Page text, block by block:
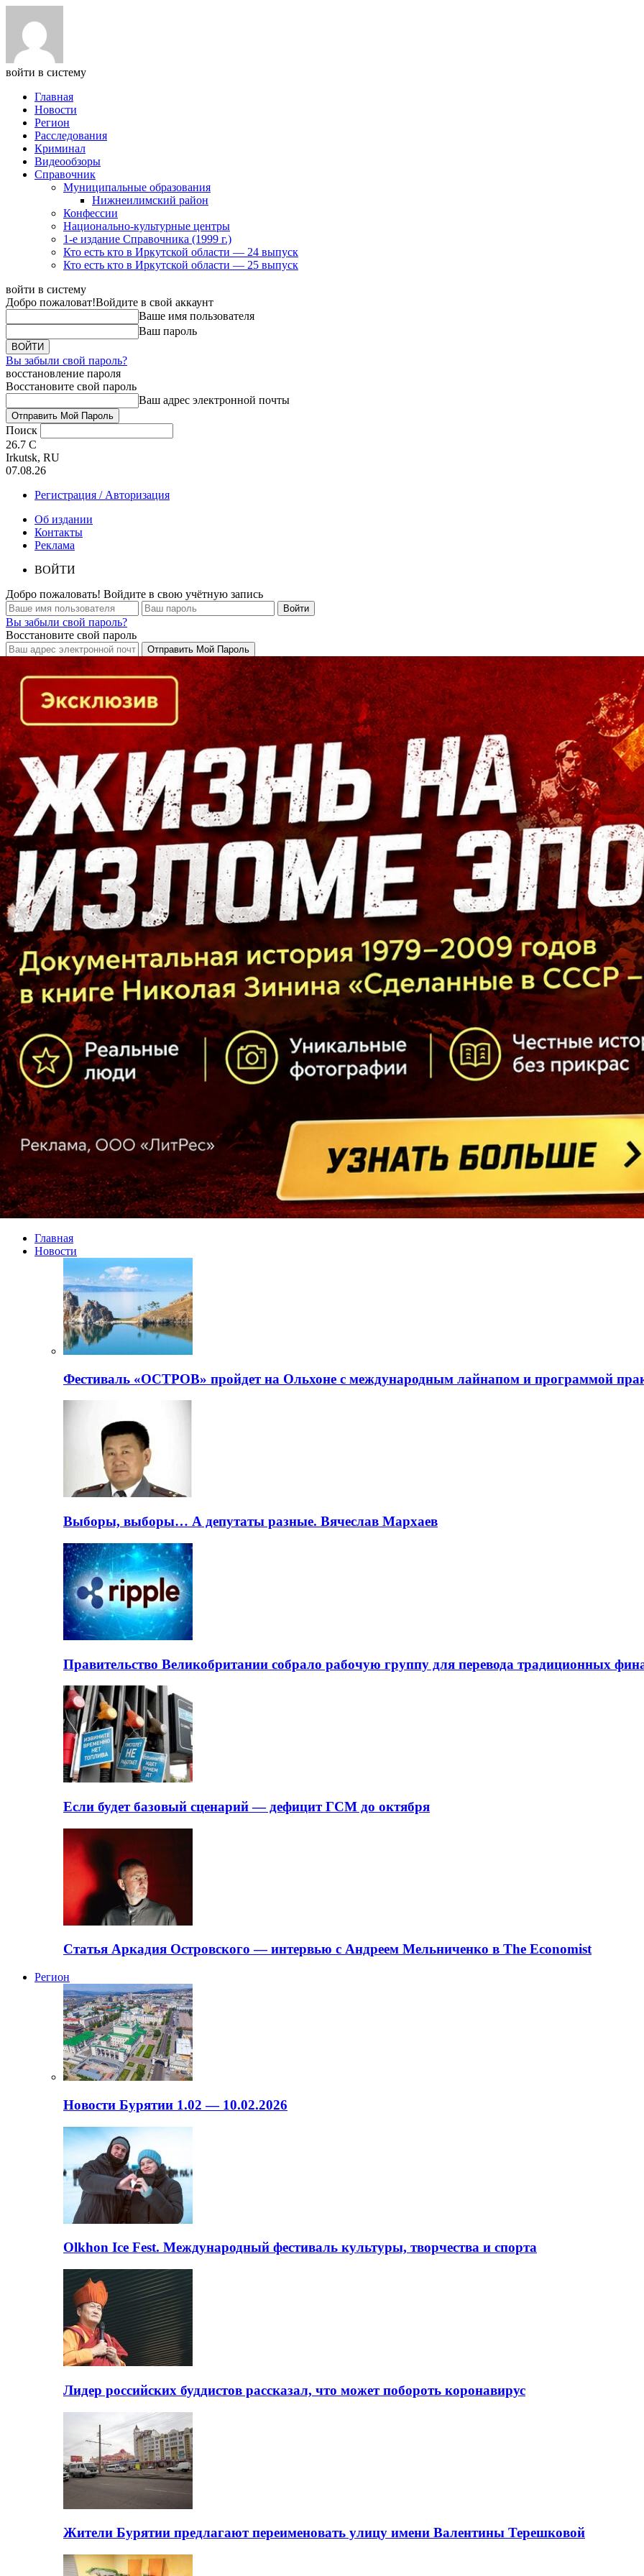
войти в систему
Главная
Новости
Регион
Расследования
Криминал
Видеообзоры
Справочник
Муниципальные образования
Нижнеилимский район
Конфессии
Национально-культурные центры
1-е издание Справочника (1999 г.)
Кто есть кто в Иркутской области — 24 выпуск
Кто есть кто в Иркутской области — 25 выпуск
войти в систему
Добро пожаловат!Войдите в свой аккаунт
Ваше имя пользователя
Ваш пароль
Вы забыли свой пароль?
восстановление пароля
Восстановите свой пароль
Ваш адрес электронной почты
Поиск
26.7 C
Irkutsk, RU
07.08.26
Регистрация / Авторизация
Об издании
Контакты
Реклама
ВОЙТИ
Добро пожаловать! Войдите в свою учётную запись
Вы забыли свой пароль?
Восстановите свой пароль
Кто есть кто в Байкальском регионе
Главная
Новости
Фестиваль «ОСТРОВ» пройдет на Ольхоне с международным лайнапом и программой
Выборы, выборы… А депутаты разные. Вячеслав Мархаев
Правительство Великобритании собрало рабочую группу для перевода традиционных
Если будет базовый сценарий — дефицит ГСМ до октября
Статья Аркадия Островского — интервью с Андреем Мельниченко в The Economist
Регион
Новости Бурятии 1.02 — 10.02.2026
Olkhon Ice Fest. Международный фестиваль культуры, творчества и спорта
Лидер российских буддистов рассказал, что может побороть коронавирус
Жители Бурятии предлагают переименовать улицу имени Валентины Терешковой